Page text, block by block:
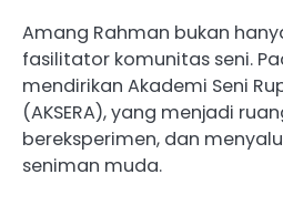
‎Amang Rahman bukan
fasilitator komunitas seni.
mendirikan Akademi Seni
(AKSERA), yang menjadi
bereksperimen, dan
seniman muda.